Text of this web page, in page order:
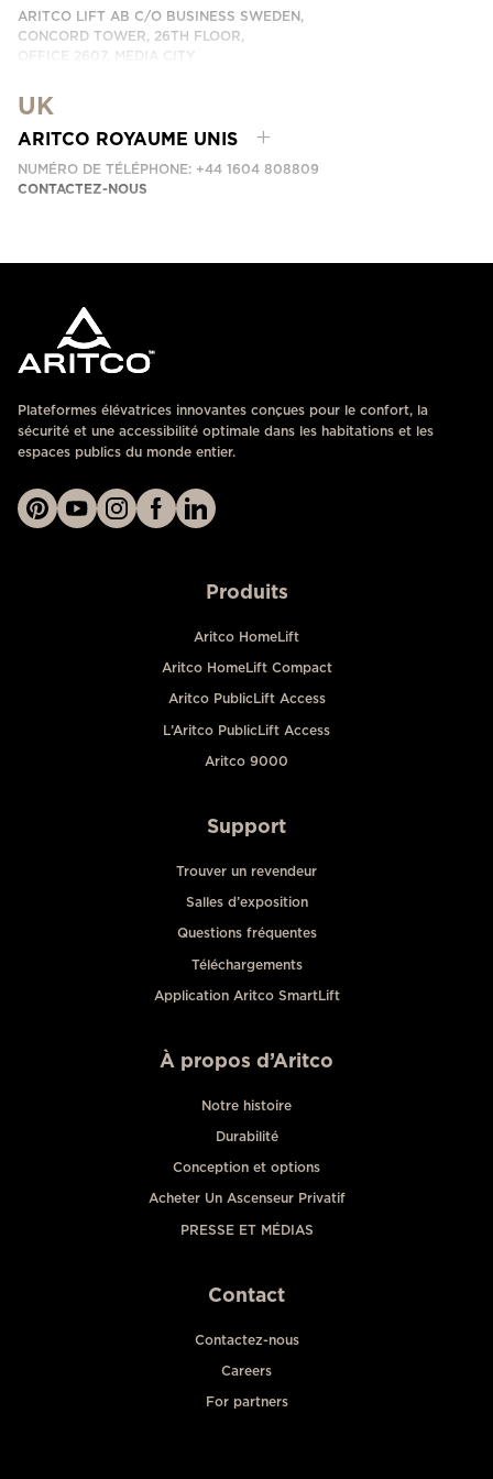
ARITCO LIFT AB C/O BUSINESS SWEDEN,
CONCORD TOWER, 26TH FLOOR,
OFFICE 2607, MEDIA CITY
CONTACTEZ-NOUS
UK
ARITCO ROYAUME UNIS
NUMÉRO DE TÉLÉPHONE: +44 1604 808809
CONTACTEZ-NOUS
Plateformes élévatrices innovantes conçues pour le confort, la
sécurité et une accessibilité optimale dans les habitations et les
espaces publics du monde entier.
Produits
Aritco HomeLift
Aritco HomeLift Compact
Aritco PublicLift Access
L’Aritco PublicLift Access
Aritco 9000
Support
Trouver un revendeur
Salles d’exposition
Questions fréquentes
Téléchargements
Application Aritco SmartLift
À propos d’Aritco
Notre histoire
Durabilité
Conception et options
Acheter Un Ascenseur Privatif
PRESSE ET MÉDIAS
Contact
Contactez-nous
Careers
For partners